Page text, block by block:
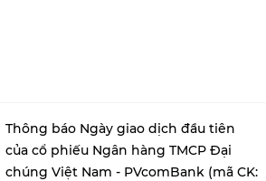
Thông báo Ngày giao dịch đầu tiên
của cổ phiếu Ngân hàng TMCP Đại
chúng Việt Nam - PVcomBank (mã CK: